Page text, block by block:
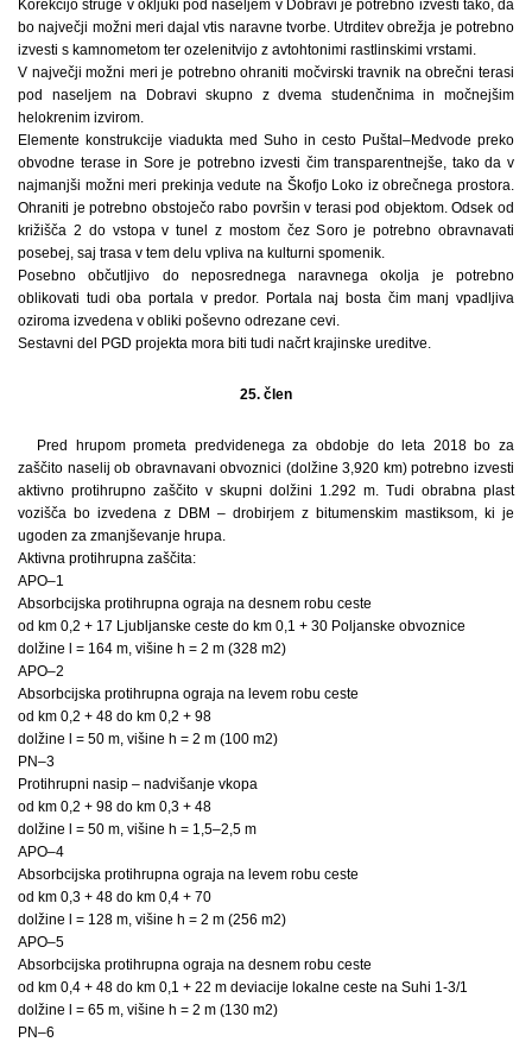
Korekcijo struge v okljuki pod naseljem v Dobravi je potrebno izvesti tako, da
bo največji možni meri dajal vtis naravne tvorbe. Utrditev obrežja je potrebno
izvesti s kamnometom ter ozelenitvijo z avtohtonimi rastlinskimi vrstami.
V največji možni meri je potrebno ohraniti močvirski travnik na obrečni terasi
pod naseljem na Dobravi skupno z dvema studenčnima in močnejšim
helokrenim izvirom.
Elemente konstrukcije viadukta med Suho in cesto Puštal–Medvode preko
obvodne terase in Sore je potrebno izvesti čim transparentnejše, tako da v
najmanjši možni meri prekinja vedute na Škofjo Loko iz obrečnega prostora.
Ohraniti je potrebno obstoječo rabo površin v terasi pod objektom. Odsek od
križišča 2 do vstopa v tunel z mostom čez Soro je potrebno obravnavati
posebej, saj trasa v tem delu vpliva na kulturni spomenik.
Posebno občutljivo do neposrednega naravnega okolja je potrebno
oblikovati tudi oba portala v predor. Portala naj bosta čim manj vpadljiva
oziroma izvedena v obliki poševno odrezane cevi.
Sestavni del PGD projekta mora biti tudi načrt krajinske ureditve.
25. člen
Pred hrupom prometa predvidenega za obdobje do leta 2018 bo za
zaščito naselij ob obravnavani obvoznici (dolžine 3,920 km) potrebno izvesti
aktivno protihrupno zaščito v skupni dolžini 1.292 m. Tudi obrabna plast
vozišča bo izvedena z DBM – drobirjem z bitumenskim mastiksom, ki je
ugoden za zmanjševanje hrupa.
Aktivna protihrupna zaščita:
APO–1
Absorbcijska protihrupna ograja na desnem robu ceste
od km 0,2 + 17 Ljubljanske ceste do km 0,1 + 30 Poljanske obvoznice
dolžine l = 164 m, višine h = 2 m (328 m2)
APO–2
Absorbcijska protihrupna ograja na levem robu ceste
od km 0,2 + 48 do km 0,2 + 98
dolžine l = 50 m, višine h = 2 m (100 m2)
PN–3
Protihrupni nasip – nadvišanje vkopa
od km 0,2 + 98 do km 0,3 + 48
dolžine l = 50 m, višine h = 1,5–2,5 m
APO–4
Absorbcijska protihrupna ograja na levem robu ceste
od km 0,3 + 48 do km 0,4 + 70
dolžine l = 128 m, višine h = 2 m (256 m2)
APO–5
Absorbcijska protihrupna ograja na desnem robu ceste
od km 0,4 + 48 do km 0,1 + 22 m deviacije lokalne ceste na Suhi 1-3/1
dolžine l = 65 m, višine h = 2 m (130 m2)
PN–6